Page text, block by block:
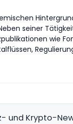
seiner
wie
und Krypto-